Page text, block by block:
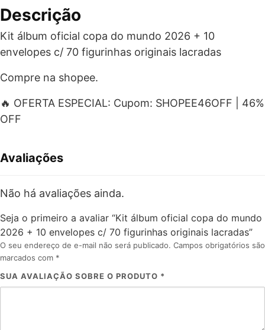
Descrição
Kit álbum oficial copa do mundo 2026 + 10
envelopes c/ 70 figurinhas originais lacradas
Compre na shopee.
🔥 OFERTA ESPECIAL: Cupom: SHOPEE46OFF | 46%
OFF
Avaliações
Não há avaliações ainda.
Seja o primeiro a avaliar “Kit álbum oficial copa do mundo
2026 + 10 envelopes c/ 70 figurinhas originais lacradas”
O seu endereço de e-mail não será publicado. Campos obrigatórios são
marcados com *
SUA AVALIAÇÃO SOBRE O PRODUTO *